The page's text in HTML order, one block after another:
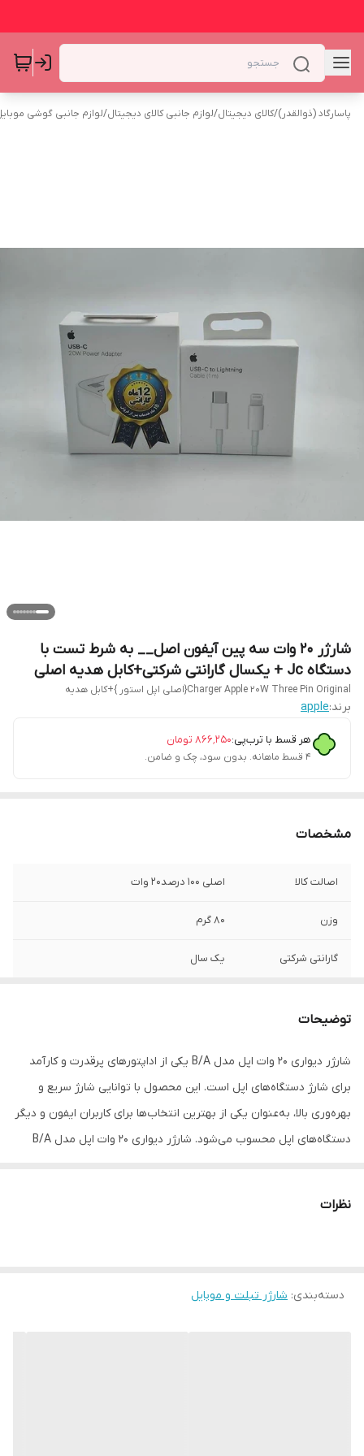
پاسارگاد (ذوالقدر)/کالای دیجیتال/لوازم جانبی کالای دیجیتال/لوازم جانبی گوشی
شارژر ۲۰ وات سه پین آیفون اصل__ به شرط تست با
دستگاه Jc + یکسال گارانتی شرکتی+کابل هدیه اصلی
Charger Apple 20W Three Pin Original{اصلی اپل استور }+کابل هدیه
برند:apple
هر قسط با ترب‌پی:۸۶۶٬۲۵۰ تومان
۴ قسط ماهانه. بدون سود، چک و ضامن.
مشخصات
اصالت کالا اصلی 100 درصد20 وات
وزن 80 گرم
گارانتی شرکتی یک سال
خروجی
توانایی شارژ 20 وات
توضیحات
شارژر دیواری 20 وات اپل مدل B/A یکی از اداپتورهای پرقدرت و کارآمد
برای شارژ دستگاه‌های اپل است. این محصول با توانایی شارژ سریع و
بهره‌وری بالا، به‌عنوان یکی از بهترین انتخاب‌ها برای کاربران ایفون و دیگر
دستگاه‌های اپل محسوب می‌شود. شارژر دیواری 20 وات اپل مدل B/A
بنابراین، کاربران می‌توانند به‌سرعت دستگاه‌های خود را شارژ کرده و از
نظرات
دسته‌بندی: شارژر تبلت و موبایل